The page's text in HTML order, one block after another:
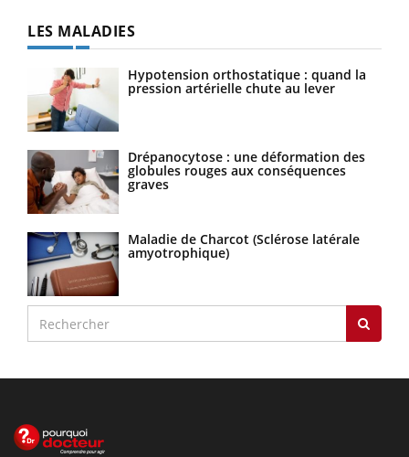
LES MALADIES
Hypotension orthostatique : quand la
pression artérielle chute au lever
Drépanocytose : une déformation des
globules rouges aux conséquences
graves
Maladie de Charcot (Sclérose latérale
amyotrophique)